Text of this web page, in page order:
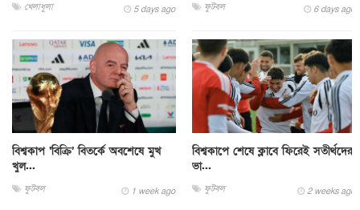
খেলাধুলা 5 days ago ফুটবল 6 days ago
বিশ্বকাপ ‘বিক্রি’ বিতর্কে অবশেষে মুখ
খুল...
ফুটবল 1 week ago
বিশ্বকাপে শেষে ক্লাবে ফিরেই সতীর্থদের
ভা...
ফুটবল 2 weeks ago